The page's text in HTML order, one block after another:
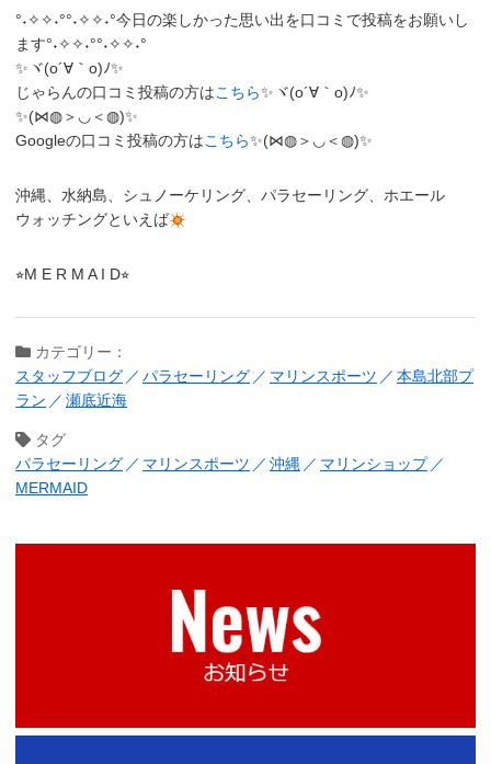
°˖✧✧˖°°˖✧✧˖°今日の楽しかった思い出を口コミで投稿をお願いし
ます°˖✧✧˖°°˖✧✧˖°
✨ヾ(o´∀｀o)ﾉ✨
じゃらんの口コミ投稿の方はこちら✨ヾ(o´∀｀o)ﾉ✨
✨(⋈◍＞◡＜◍)✨
Googleの口コミ投稿の方はこちら✨(⋈◍＞◡＜◍)✨
沖縄、水納島、シュノーケリング、パラセーリング、ホエール
ウォッチングといえば
⭐︎M E R M A I D⭐︎
カテゴリー：
スタッフブログ
パラセーリング マリンスポーツ
本島北部プ
ラン
瀬底近海
タグ
パラセーリング
マリンスポーツ 沖縄
マリンショップ
MERMAID